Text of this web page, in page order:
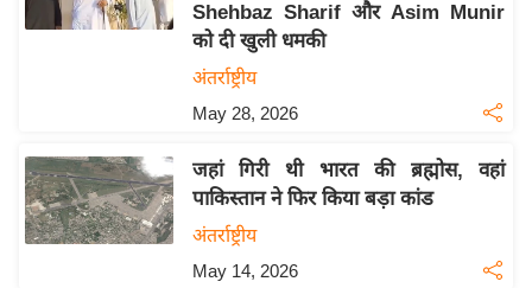
प
बे
मि
Shehbaz Sharif और Asim Munir
को दी खुली धमकी
अंतर्राष्ट्रीय
May 28, 2026
जहां गिरी थी भारत की ब्रह्मोस, वहां
पाकिस्तान ने फिर किया बड़ा कांड
अंतर्राष्ट्रीय
May 14, 2026